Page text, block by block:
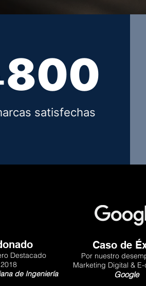
800
satisfechas
Destacado
de Ingeniería
Caso de
Por nuestro
Marketing Digital &
Google